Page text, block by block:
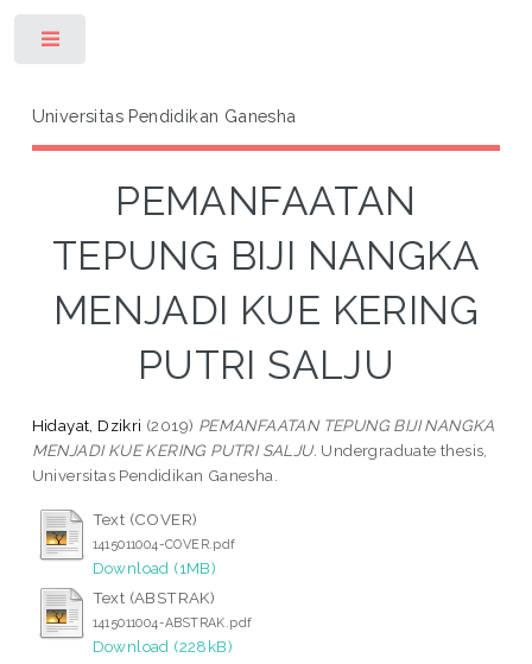
Universitas Pendidikan Ganesha
PEMANFAATAN
TEPUNG BIJI NANGKA
MENJADI KUE KERING
PUTRI SALJU
Hidayat, Dzikri (2019) PEMANFAATAN TEPUNG BIJI NANGKA
MENJADI KUE KERING PUTRI SALJU. Undergraduate thesis,
Universitas Pendidikan Ganesha.
Text (COVER)
1415011004-COVER.pdf
Download (1MB)
Text (ABSTRAK)
1415011004-ABSTRAK.pdf
Download (228kB)